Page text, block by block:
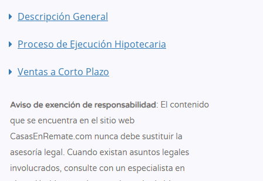
Descripción General
Proceso de Ejecución Hipotecaria
Ventas a Corto Plazo